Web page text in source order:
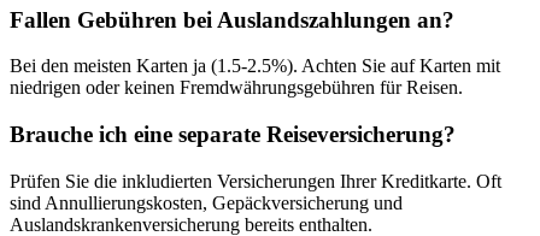
Fallen Gebühren bei Auslandszahlungen an?
Bei den meisten Karten ja (1.5-2.5%). Achten Sie auf Karten mit
niedrigen oder keinen Fremdwährungsgebühren für Reisen.
Brauche ich eine separate Reiseversicherung?
Prüfen Sie die inkludierten Versicherungen Ihrer Kreditkarte. Oft
sind Annullierungskosten, Gepäckversicherung und
Auslandskrankenversicherung bereits enthalten.